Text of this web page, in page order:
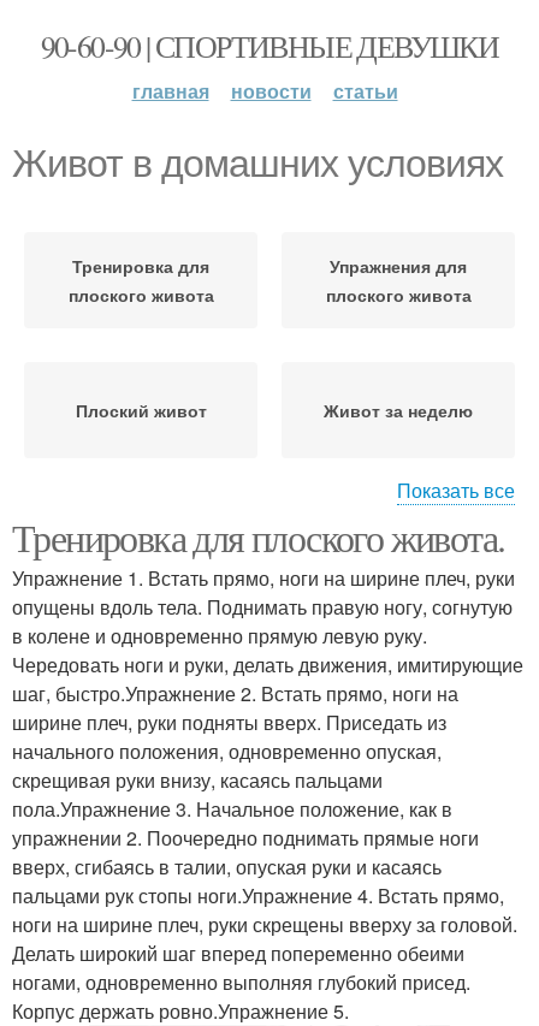
90-60-90 | СПОРТИВНЫЕ ДЕВУШКИ
главная новости статьи
Живот в домашних условиях
Тренировка для
плоского живота
Упражнения для
плоского живота
Плоский живот Живот за неделю
Упражнения для живота Живот без упражнений
Показать все
Тренировка для плоского живота.
Упражнение 1. Встать прямо, ноги на ширине плеч, руки
опущены вдоль тела. Поднимать правую ногу, согнутую
в колене и одновременно прямую левую руку.
Чередовать ноги и руки, делать движения, имитирующие
шаг, быстро.Упражнение 2. Встать прямо, ноги на
ширине плеч, руки подняты вверх. Приседать из
начального положения, одновременно опуская,
скрещивая руки внизу, касаясь пальцами
пола.Упражнение 3. Начальное положение, как в
упражнении 2. Поочередно поднимать прямые ноги
вверх, сгибаясь в талии, опуская руки и касаясь
пальцами рук стопы ноги.Упражнение 4. Встать прямо,
ноги на ширине плеч, руки скрещены вверху за головой.
Делать широкий шаг вперед попеременно обеими
ногами, одновременно выполняя глубокий присед.
Корпус держать ровно.Упражнение 5.